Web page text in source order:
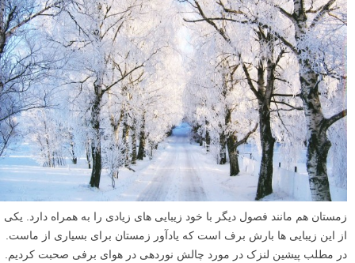
عکاسی از حیوانات وحشی لازمه صبر و دقت بالایی است. در این آموزش به
شما چند تکنیک یاد خواهیم داد تا بتوانید با استفاده از آنها به حیوانات نزدیک تر
شوید و هیچ عکسی را از دست ندهید.
ادامه مطلب
عکس هایی از زمستان و مناظر برفی که تشویقتان می کنند
در سرما بیرون بروید
نوشته شده در ۳۰ دی ۱۳۹۲